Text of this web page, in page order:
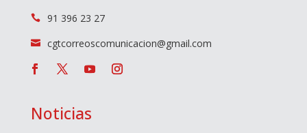
 91 396 23 27
 cgtcorreoscomunicacion@gmail.com
Noticias